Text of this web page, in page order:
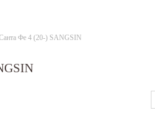
Фе 4 (20-) SANGSIN